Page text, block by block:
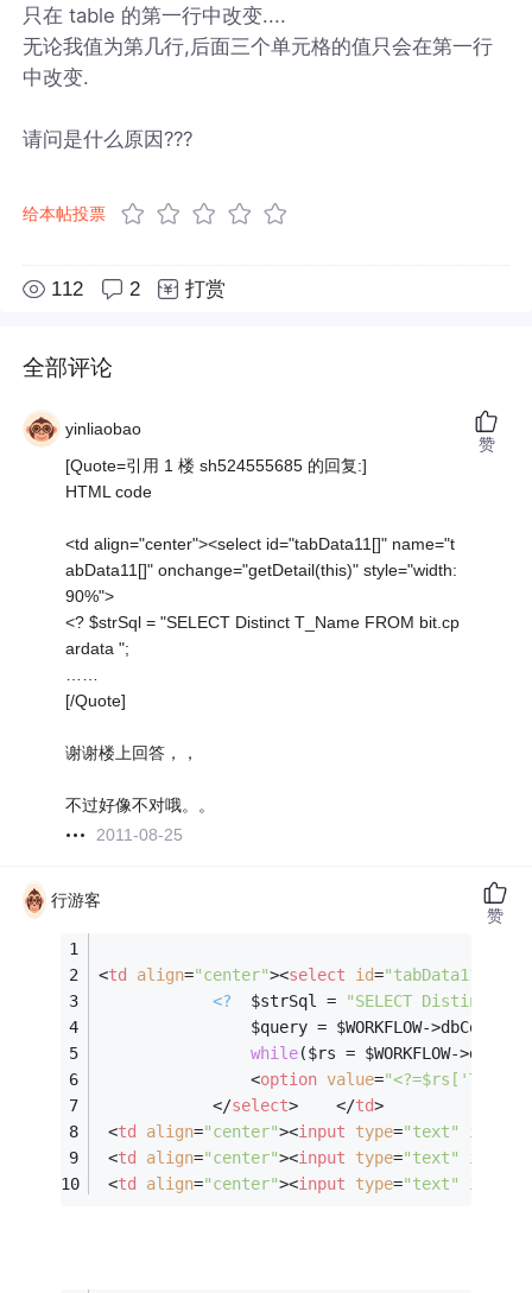
只在 table 的第一行中改变....
无论我值为第几行,后面三个单元格的值只会在第一行
中改变.
请问是什么原因???
给本帖投票
112 2 打赏
全部评论
yinliaobao
[Quote=引用 1 楼 sh524555685 的回复:]
HTML code
<td align="center"><select id="tabData11[]" name="t
abData11[]" onchange="getDetail(this)" style="width:
90%">
<? $strSql = "SELECT Distinct T_Name FROM bit.cp
ardata ";
……
[/Quote]
谢谢楼上回答，，
不过好像不对哦。。
2011-08-25
赞
行游客
<td align="center"><select id="tabData11[]"
<?
  $strSql =
"SELECT Distinct
$query = $WORKFLOW->dbCon-
while($rs = $WORKFLOW-
<option value=
</select> </td>
<td align="center"><input type="text" id
<td align="center"><input type="text" id
<td align="center"><input type="text" id
赞